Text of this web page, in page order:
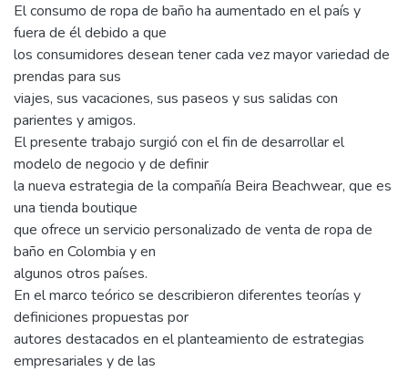
El consumo de ropa de baño ha aumentado en el país y
fuera de él debido a que
los consumidores desean tener cada vez mayor variedad de
prendas para sus
viajes, sus vacaciones, sus paseos y sus salidas con
parientes y amigos.
El presente trabajo surgió con el fin de desarrollar el
modelo de negocio y de definir
la nueva estrategia de la compañía Beira Beachwear, que es
una tienda boutique
que ofrece un servicio personalizado de venta de ropa de
baño en Colombia y en
algunos otros países.
En el marco teórico se describieron diferentes teorías y
definiciones propuestas por
autores destacados en el planteamiento de estrategias
empresariales y de las